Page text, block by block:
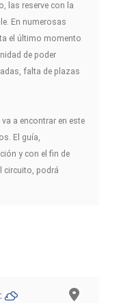
las reserve con la
En numerosas
el último momento
de poder
falta de plazas
a encontrar en este
El guía,
y con el fin de
circuito, podrá